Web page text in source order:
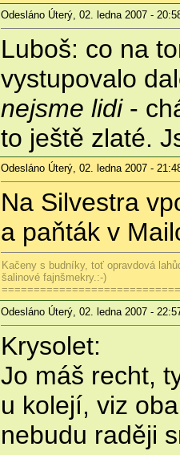
Odesláno Úterý, 02. ledna 2007 -
Luboš: co na
vystupovalo
nejsme lidi-
to ještě zlaté.
Odesláno Úterý, 02. ledna 2007 -
Na Silvestra
a paňták v
Kačeny s budníky, toť opravdová
šalinové fajnšmekry.:-)
Odesláno Úterý, 02. ledna 2007 -
Krysolet:
Jo máš recht,
u kolejí, viz
nebudu raději